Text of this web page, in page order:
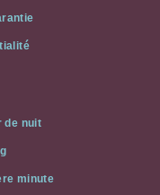
de nuit
minute